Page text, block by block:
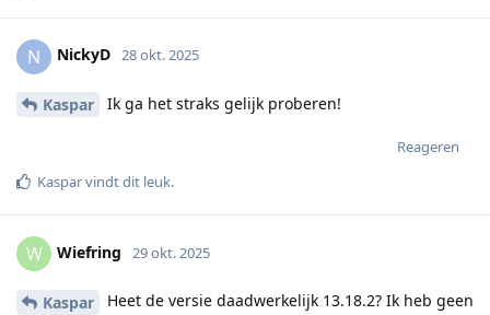
N NickyD 28 okt. 2025
Kaspar Ik ga het straks gelijk proberen!
Reageren
Kasparvindt dit leuk.
W Wiefring 29 okt. 2025
Kaspar
Heet de versie daadwerkelijk 13.18.2? Ik heb geen